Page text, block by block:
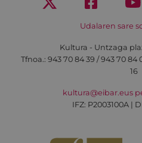
Udalaren sare
Kultura - Untzaga
Tfnoa.: 943 70 84 39 / 943 70 84
16
kultura@eibar.eus
IFZ: P2003100A |